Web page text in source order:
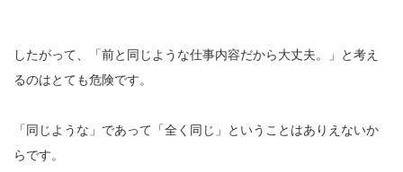
したがって、「前と同じような仕事内容だから大丈夫。」と考え
るのはとても危険です。
「同じような」であって「全く同じ」ということはありえないか
らです。